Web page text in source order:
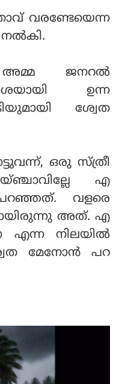
വരണ്ടേയെന്ന
നല്‍കി.
അമ്മ ജനറല്‍
ഉന്ന
ശ്വേത
ഒരു സ്ത്രീ
എ
വളരെ
അത്. എ
നിലയില്‍
മേനോന്‍ പറ